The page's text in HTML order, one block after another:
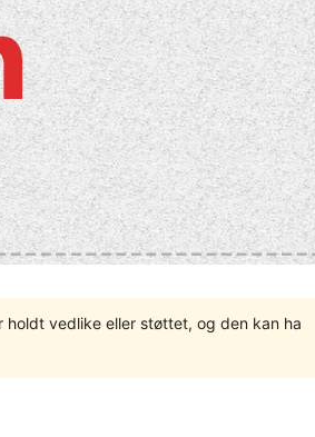
holdt vedlike eller støttet, og den kan ha